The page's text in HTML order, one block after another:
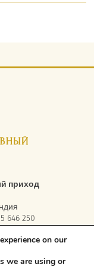
приход
646 250
All rights reserved.
on our
we are using or